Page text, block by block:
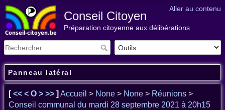
Aller au contenu
Conseil Citoyen
Préparation citoyenne aux délibérations
Panneau latéral
[<< < O > >> ] Accueil > None > None > Réunions >
Conseil communal du mardi 28 septembre 2021 à 20h15